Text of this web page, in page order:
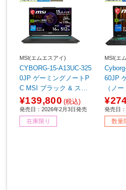
MSI(エムエスアイ)
CYBORG-15-A13UC-325
0JP ゲーミングノートP
C MSI ブラック & スケ
ルトン ［15.6型 /Window
s11 Home /intel Core i5 /
メモリ：16GB /SSD：51
2GB /日本語版キーボー
¥139,800 (税込)
発売日：2026年2月3日発売
在庫限り
MSI(エ
60JP
（ノ
セイグ
［15.6
me /
リ：
発売日
数量